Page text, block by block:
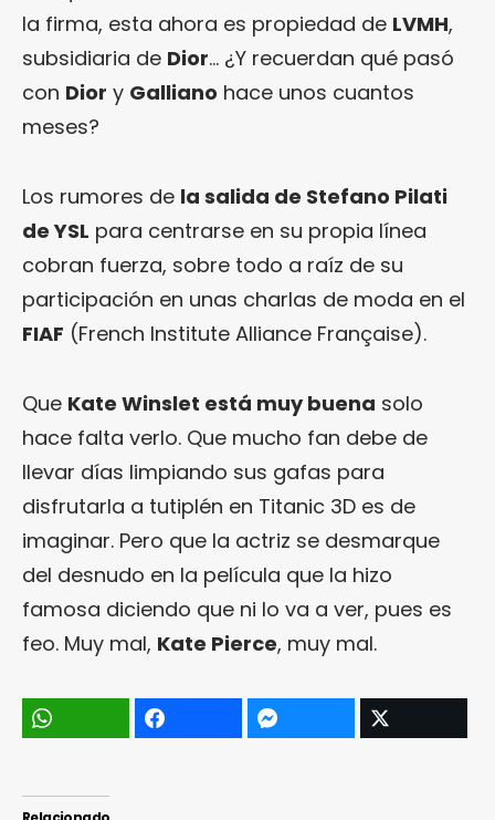
la firma, esta ahora es propiedad de LVMH,
subsidiaria de Dior… ¿Y recuerdan qué pasó
con Dior y Galliano hace unos cuantos
meses?
Los rumores de la salida de Stefano Pilati
de YSL para centrarse en su propia línea
cobran fuerza, sobre todo a raíz de su
participación en unas charlas de moda en el
FIAF (French Institute Alliance Française).
Que Kate Winslet está muy buena solo
hace falta verlo. Que mucho fan debe de
llevar días limpiando sus gafas para
disfrutarla a tutiplén en Titanic 3D es de
imaginar. Pero que la actriz se desmarque
del desnudo en la película que la hizo
famosa diciendo que ni lo va a ver, pues es
feo. Muy mal, Kate Pierce, muy mal.